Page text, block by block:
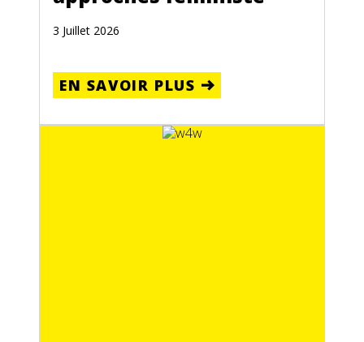
3 Juillet 2026
EN SAVOIR PLUS